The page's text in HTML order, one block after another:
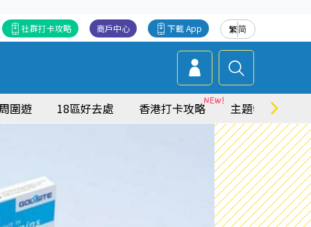
繁简
下載 App
商戶中心
社群打卡攻略
圍遊 18區好去處 香港打卡攻略 主題特集